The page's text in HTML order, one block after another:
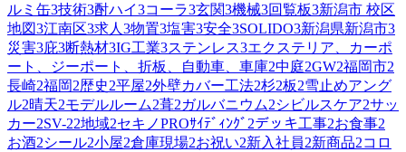
ルミ缶3技術3酎ハイ3コーラ3玄関3機械3回覧板3新潟市 校区
地図3江南区3求人 3物置3塩害3安全3SOLIDO3新潟県新潟市3
災害3庇3断熱材3IG工業3ステンレス3エクステリア、カーポ
ート、ジーポート、折板、自動車、車庫2中庭2GW2福岡市2
長崎2福岡2歴史2平屋2外壁カバー工法2杉2板2雪止めアング
ル2晴天2モデルルーム2葺2ガルバニウム2シビルスケア2サッ
カー2SV-22地域2セキノPROｻｲﾃﾞｨﾝｸﾞ 2デッキ工事2お食事2
お酒2シール2小屋2倉庫現場2お祝い2新入社員2新商品2コロ